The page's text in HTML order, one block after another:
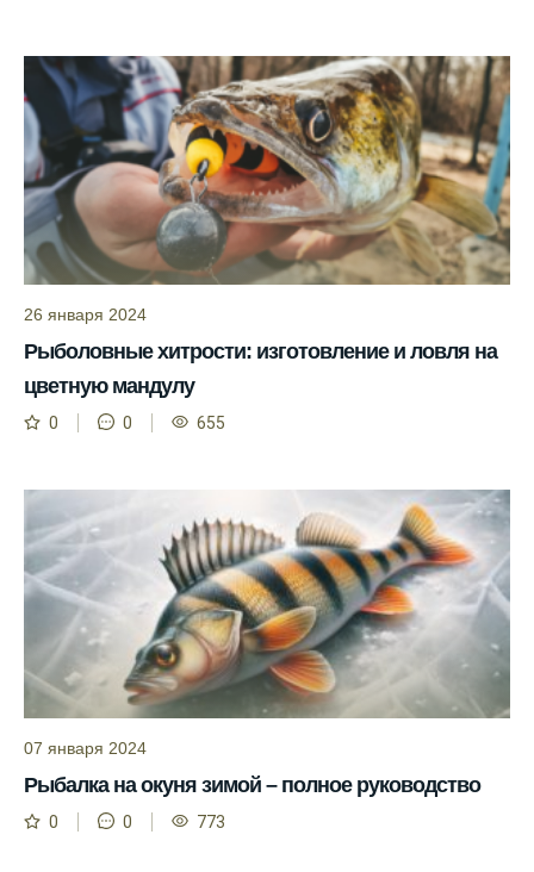
Я скачал приложение и теперь всегда
знаю, когда клюет рыба.
Рыболовный клуб для любителей активной
ловли предоставляет точные прогнозы
клева.
Учитывайте фазы луны при планировании
прекрасное место для рыбалки, и прогноз
клева вам в помощь.
Прогноз клева учитывает разные факторы,
Я всегда учитываю фазы луны и погодные
условия при выборе дня для рыбалки.
Прогноз клева учитывает фазы луны и
изменения температуры воды для более
точных результатов.
Благодаря точному прогнозу, я смог
успешно ловить рыбу в Московской
области.
Сегодняшний прогноз клева на реке
Мербуш сработал на славу.
26 января 2024
Рыболовные хитрости: изготовление и ловля на
цветную мандулу
0 0 655
07 января 2024
Рыбалка на окуня зимой – полное руководство
0 0 773